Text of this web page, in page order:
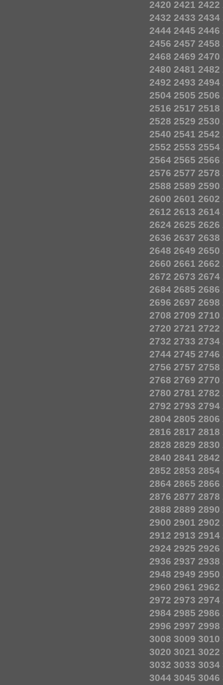
2420 2421 2422
2432 2433 2434
2444 2445 2446
2456 2457 2458
2468 2469 2470
2480 2481 2482
2492 2493 2494
2504 2505 2506
2516 2517 2518
2528 2529 2530
2540 2541 2542
2552 2553 2554
2564 2565 2566
2576 2577 2578
2588 2589 2590
2600 2601 2602
2612 2613 2614
2624 2625 2626
2636 2637 2638
2648 2649 2650
2660 2661 2662
2672 2673 2674
2684 2685 2686
2696 2697 2698
2708 2709 2710
2720 2721 2722
2732 2733 2734
2744 2745 2746
2756 2757 2758
2768 2769 2770
2780 2781 2782
2792 2793 2794
2804 2805 2806
2816 2817 2818
2828 2829 2830
2840 2841 2842
2852 2853 2854
2864 2865 2866
2876 2877 2878
2888 2889 2890
2900 2901 2902
2912 2913 2914
2924 2925 2926
2936 2937 2938
2948 2949 2950
2960 2961 2962
2972 2973 2974
2984 2985 2986
2996 2997 2998
3008 3009 3010
3020 3021 3022
3032 3033 3034
3044 3045 3046